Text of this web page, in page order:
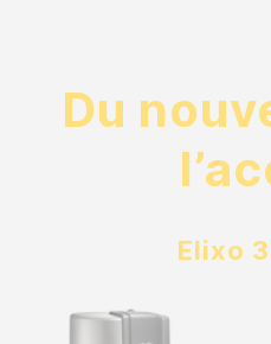
Du
Elixo